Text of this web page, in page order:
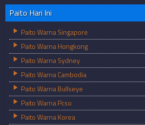
Paito Hari Ini
Paito Warna Singapore
Paito Warna Hongkong
Paito Warna Sydney
Paito Warna Cambodia
Paito Warna Bullseye
Paito Warna Pcso
Paito Warna Korea